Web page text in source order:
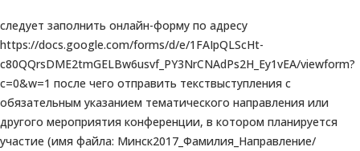
следует заполнить онлайн-форму по адресу
https://docs.google.com/forms/d/e/1FAIpQLScHt-
c80QQrsDME2tmGELBw6usvf_PY3NrCNAdPs2H_Ey1vEA/viewform?
c=0&w=1 после чего отправить текствыступления с
обязательным указанием тематического направления или
другого мероприятия конференции, в котором планируется
участие (имя файла: Минск2017_Фамилия_Направление/